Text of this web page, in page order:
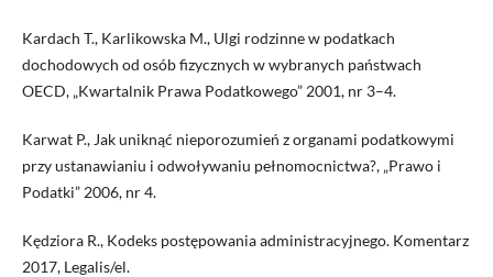
Kardach T., Karlikowska M., Ulgi rodzinne w podatkach
dochodowych od osób fizycznych w wybranych państwach
OECD, „Kwartalnik Prawa Podatkowego” 2001, nr 3–4.
Karwat P., Jak uniknąć nieporozumień z organami podatkowymi
przy ustanawianiu i odwoływaniu pełnomocnictwa?, „Prawo i
Podatki” 2006, nr 4.
Kędziora R., Kodeks postępowania administracyjnego. Komentarz
2017, Legalis/el.